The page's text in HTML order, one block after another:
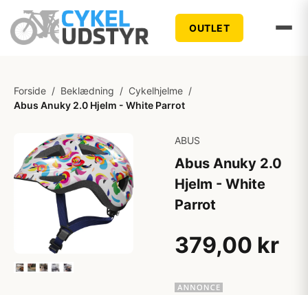
OUTLET
Forside / Beklædning / Cykelhjelme /
Abus Anuky 2.0 Hjelm - White Parrot
ABUS
Abus Anuky 2.0
Hjelm - White
Parrot
379,00 kr